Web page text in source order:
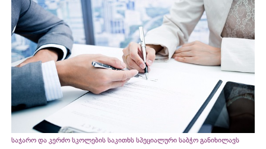
საჯარო და კერძო სკოლების საკითხს სპეციალური საბჭო განიხილავს